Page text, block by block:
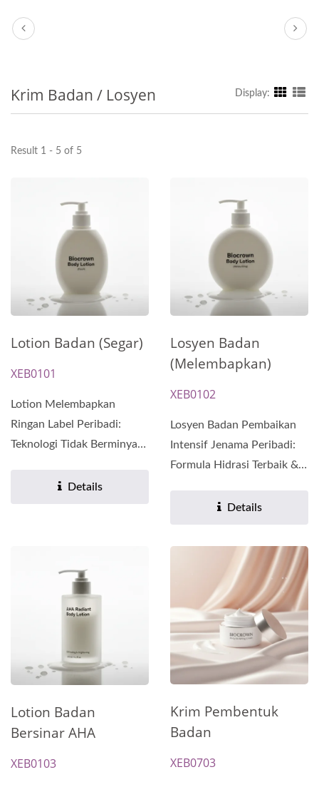
Krim Badan / Losyen Display:
Result 1 - 5 of 5
Lotion Badan (Segar)
XEB0101
Lotion Melembapkan
Ringan Label Peribadi:
Teknologi Tidak Berminyak,
Penggunaan...Details
Losyen Badan
(Melembapkan)
XEB0102
Losyen Badan Pembaikan
Intensif Jenama Peribadi:
Formula Hidrasi Terbaik &
Details
Lotion Badan
Bersinar AHA
XEB0103
Krim Pembentuk
Badan
XEB0703